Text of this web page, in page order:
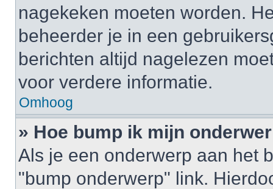
nagekeken moeten worden.
beheerder je in een
berichten altijd nagelezen
voor verdere informatie.
Omhoog
» Hoe bump ik mijn
Als je een onderwerp aan het
"bump onderwerp" link.